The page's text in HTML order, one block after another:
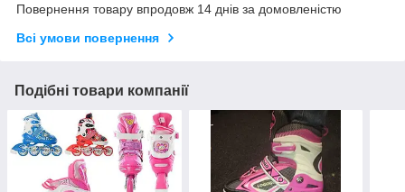
Повернення товару впродовж 14 днів за домовленістю
Всі умови повернення
Подібні товари компанії